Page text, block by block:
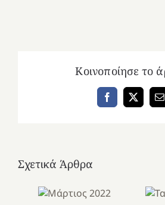
Κοινοποίησε το
Facebook
X
Σχετικά Άρθρα